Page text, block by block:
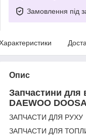
Замовлення під
Опис
Запчастини для
DAEWOO
ЗАПЧАСТИ ДЛЯ РУХУ
ЗАПЧАСТИ ДЛЯ